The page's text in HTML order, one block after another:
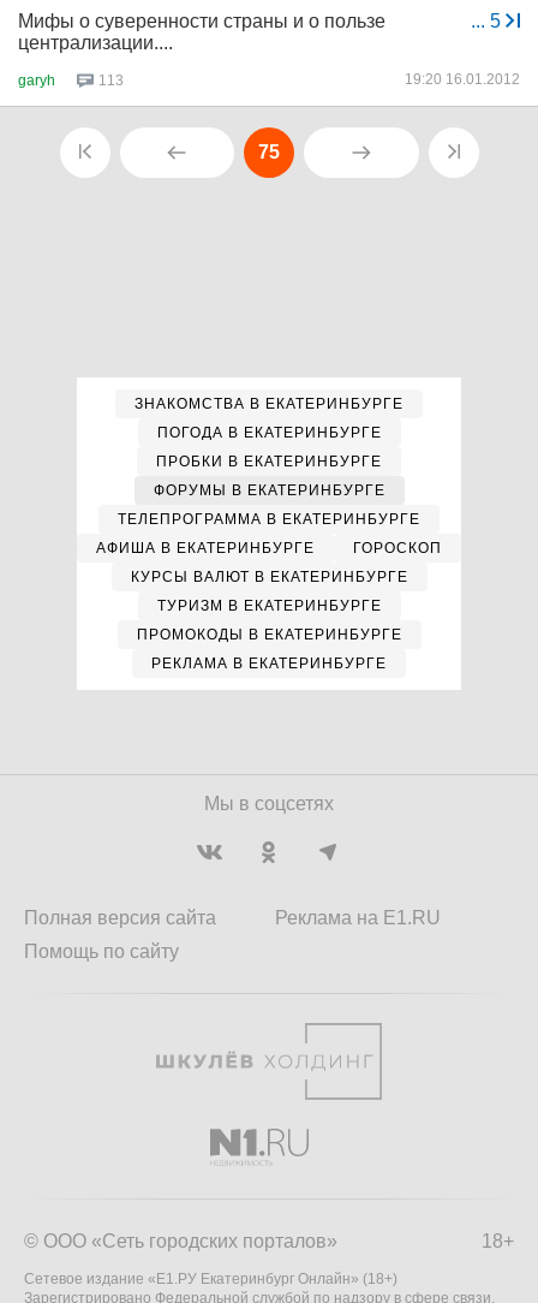
... 5
Мифы о суверенности страны и о пользе
централизации....
garyh 113 19:20 16.01.2012
75
ЗНАКОМСТВА В ЕКАТЕРИНБУРГЕ
ПОГОДА В ЕКАТЕРИНБУРГЕ
ПРОБКИ В ЕКАТЕРИНБУРГЕ
ФОРУМЫ В ЕКАТЕРИНБУРГЕ
ТЕЛЕПРОГРАММА В ЕКАТЕРИНБУРГЕ
АФИША В ЕКАТЕРИНБУРГЕ
ГОРОСКОП
КУРСЫ ВАЛЮТ В ЕКАТЕРИНБУРГЕ
ТУРИЗМ В ЕКАТЕРИНБУРГЕ
ПРОМОКОДЫ В ЕКАТЕРИНБУРГЕ
РЕКЛАМА В ЕКАТЕРИНБУРГЕ
Мы в соцсетях
Полная версия сайта
Помощь по сайту
Реклама на E1.RU
18+
© ООО «Сеть городских порталов»
Сетевое издание «Е1.РУ Екатеринбург Онлайн» (18+)
Зарегистрировано Федеральной службой по надзору в сфере связи,